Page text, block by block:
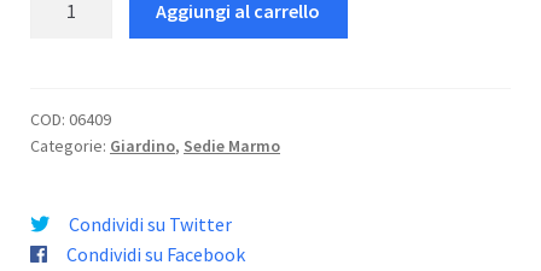
Aggiungi al carrello
COD: 06409
Categorie: Giardino, Sedie Marmo
Condividi su Twitter
Condividi su Facebook